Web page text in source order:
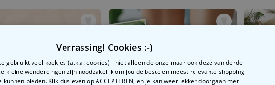
Verrassing! Cookies :-)
gebruikt veel koekjes (a.k.a. cookies) - niet alleen de onze maar ook deze van derde
kleine wonderdingen zijn noodzakelijk om jou de beste en meest relevante shopping
kunnen bieden. Klik dus even op ACCEPTEREN, en je kan weer lekker doorgaan met